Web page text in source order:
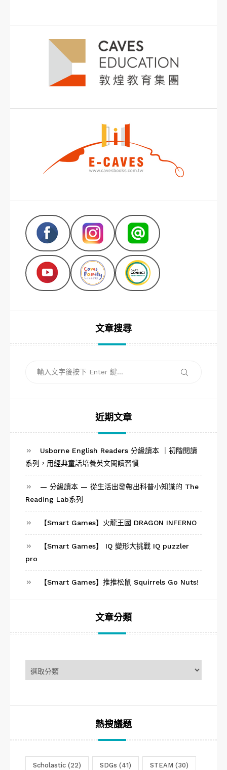
文章搜尋
搜
近期文章
Usborne English Readers 分級讀本 ｜初階閱讀
系列，用經典童話培養英文閱讀習慣
— 分級讀本 — 從生活出發帶出科普小知識的 The
Reading Lab系列
【Smart Games】火龍王國 DRAGON INFERNO
【Smart Games】 IQ 變形大挑戰 IQ puzzler
pro
【Smart Games】推推松鼠 Squirrels Go Nuts!
文章分類
章
分
熱搜議題
Scholastic (22) SDGs (41) STEAM (30)